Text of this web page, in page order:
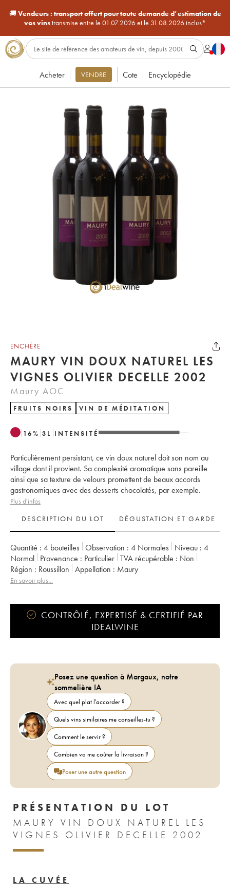
🚚Vendeurs : transport offert pour toute demande d’estimation de
vos vinstransmise entre le 01.07.2026 et le 31.08.2026 inclus*
Acheter VENDRE Cote Encyclopédie
ENCHÈRE
MAURY VIN DOUX NATUREL LES
VIGNES OLIVIER DECELLE 2002
Maury AOC
FRUITS NOIRS VIN DE MÉDITATION
16% 3 L INTENSITÉ
Particulièrement persistant, ce vin doux naturel doit son nom au
village dont il provient. Sa complexité aromatique sans pareille
ainsi que sa texture de velours promettent de beaux accords
gastronomiques avec des desserts chocolatés, par exemple.
Plus d'infos
DESCRIPTION DU LOT
DÉGUSTATION ET GARDE
Quantité : 4 bouteilles Observation : 4 Normales Niveau : 4
Normal
Provenance : particulier TVA récupérable :
non
Région :
Roussillon Appellation : Maury
En savoir plus...
CONTRÔLÉ, EXPERTISÉ & CERTIFIÉ PAR
IDEALWINE
Posez une question à Margaux, notre
sommelière IA
Avec quel plat l'accorder ?
Quels vins similaires me conseilles-tu ?
Comment le servir ?
Combien va me coûter la livraison ?
Poser une autre question
PRÉSENTATION DU LOT
MAURY VIN DOUX NATUREL LES
VIGNES OLIVIER DECELLE 2002
LA CUVÉE